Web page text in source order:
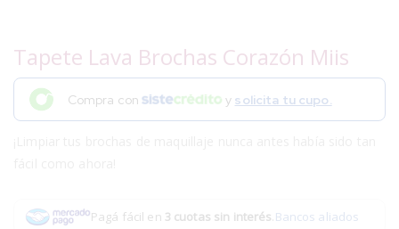
Tapete Lava Brochas Corazón Miis
Compra con y solicita tu cupo.
Pagá fácil en 3 cuotas sin interés.Bancos aliados